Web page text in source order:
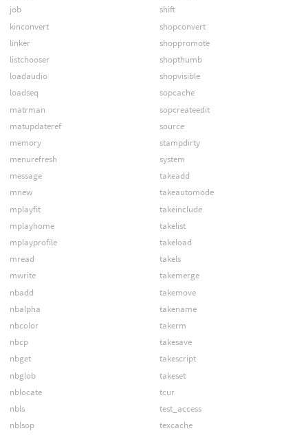
job
kinconvert
linker
listchooser
loadaudio
loadseq
matrman
matupdateref
memory
menurefresh
message
mnew
mplayfit
mplayhome
mplayprofile
mread
mwrite
nbadd
nbalpha
nbcolor
nbcp
nbget
nbglob
nblocate
nbls
nblsop
shift
shopconvert
shoppromote
shopthumb
shopvisible
sopcache
sopcreateedit
source
stampdirty
system
takeadd
takeautomode
takeinclude
takelist
takeload
takels
takemerge
takemove
takename
takerm
takesave
takescript
takeset
tcur
test_access
texcache